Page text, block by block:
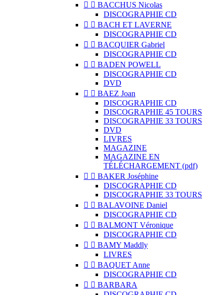
  BACCHUS Nicolas
DISCOGRAPHIE CD
  BACH ET LAVERNE
DISCOGRAPHIE CD
  BACQUIER Gabriel
DISCOGRAPHIE CD
  BADEN POWELL
DISCOGRAPHIE CD
DVD
  BAEZ Joan
DISCOGRAPHIE CD
DISCOGRAPHIE 45 TOURS
DISCOGRAPHIE 33 TOURS
DVD
LIVRES
MAGAZINE
MAGAZINE EN
TÉLÉCHARGEMENT (pdf)
  BAKER Joséphine
DISCOGRAPHIE CD
DISCOGRAPHIE 33 TOURS
  BALAVOINE Daniel
DISCOGRAPHIE CD
  BALMONT Véronique
DISCOGRAPHIE CD
  BAMY Maddly
LIVRES
  BAQUET Anne
DISCOGRAPHIE CD
  BARBARA